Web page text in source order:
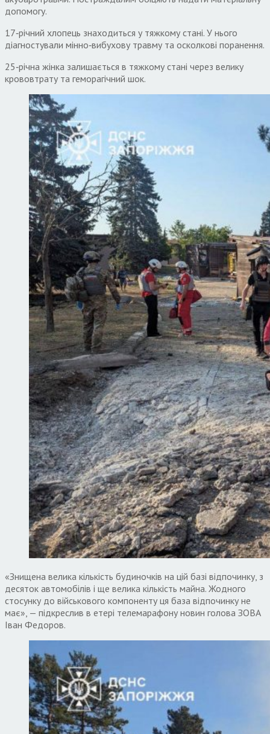
допомогу.
17‑річний хлопець знаходиться у тяжкому стані. У нього
діагностували мінно‑вибухову травму та осколкові поранення.
25‑річна жінка залишається в тяжкому стані через велику
крововтрату та геморагічний шок.
«Знищена велика кількість будиночків на цій базі відпочинку, з
десяток автомобілів і ще велика кількість майна. Жодного
стосунку до військового компоненту ця база відпочинку не
має», — підкреслив в етері телемарафону новин голова ЗОВА
Іван Федоров.